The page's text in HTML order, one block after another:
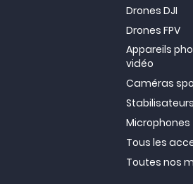
Drones DJI
Drones FPV
Appareils
vidéo
Caméras
Stabilisateurs
Microphones
Tous les
Toutes nos